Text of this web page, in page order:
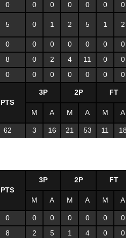
0 0 0 0 0 0 0
5 0 1 2 5 1 2
0 0 0 0 0 0
0
8 0 2 4 11 0
0
0 0 0 0 0 0 0
PTS
3P 2P FT
M A M A M A
62 3 16 21 53 11
PTS
3P 2P FT
M A M A M A
0 0 0 0 0 0
0
8 2 5 1 4 0
0